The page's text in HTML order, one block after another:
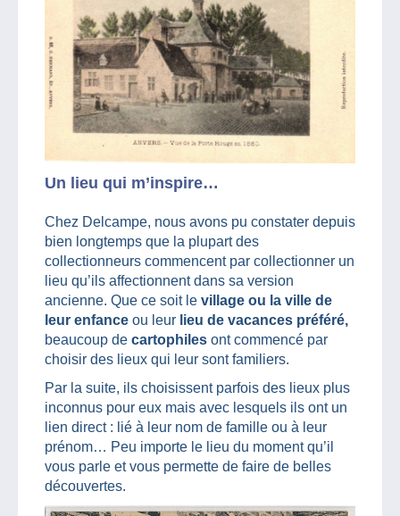
Un lieu qui m’inspire…
Chez Delcampe, nous avons pu constater depuis
bien longtemps que la plupart des
collectionneurs commencent par collectionner un
lieu qu’ils affectionnent dans sa version
ancienne. Que ce soit le village ou la ville de
leur enfance ou leur lieu de vacances préféré,
beaucoup de cartophiles ont commencé par
choisir des lieux qui leur sont familiers.
Par la suite, ils choisissent parfois des lieux plus
inconnus pour eux mais avec lesquels ils ont un
lien direct : lié à leur nom de famille ou à leur
prénom… Peu importe le lieu du moment qu’il
vous parle et vous permette de faire de belles
découvertes.